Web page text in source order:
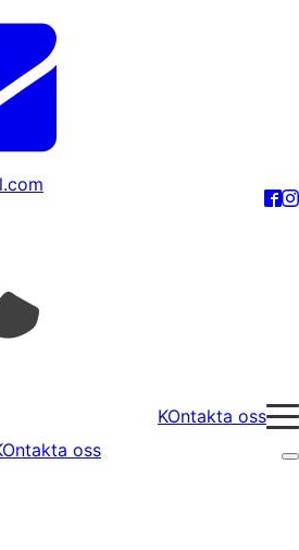
KOntakta oss
oss